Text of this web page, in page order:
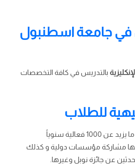
في جامعة اسطنبول
بالتدريس في كافة التخصصات
للطلاب
تتيح الجامعة فرصة حضور ما يزيد عن 1000 فعالية سنوياً
مشاركة مؤسسات دولية و كذلك
عن جائزة نوبل وغيرها.